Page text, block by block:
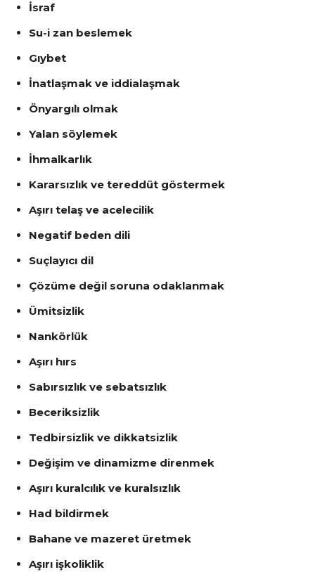
İsraf
Su-i zan beslemek
Gıybet
İnatlaşmak ve iddialaşmak
Önyargılı olmak
Yalan söylemek
İhmalkarlık
Kararsızlık ve tereddüt göstermek
Aşırı telaş ve acelecilik
Negatif beden dili
Suçlayıcı dil
Çözüme değil soruna odaklanmak
Ümitsizlik
Nankörlük
Aşırı hırs
Sabırsızlık ve sebatsızlık
Beceriksizlik
Tedbirsizlik ve dikkatsizlik
Değişim ve dinamizme direnmek
Aşırı kuralcılık ve kuralsızlık
Had bildirmek
Bahane ve mazeret üretmek
Aşırı işkoliklik